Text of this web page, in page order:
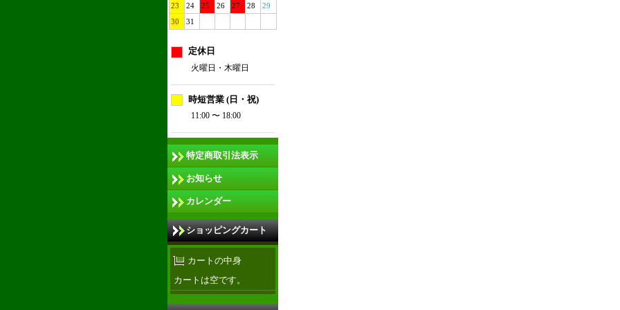
23 24 25 26 27 28
29
30
31
定休日
火曜日・木曜日
時短営業 (日・祝)
11:00 〜 18:00
特定商取引法表示
お知らせ
カレンダー
ショッピングカート
カートの中身
カートは空です。